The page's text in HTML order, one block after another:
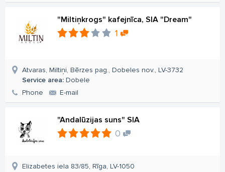
"Miltiņkrogs" kafejnīca, SIA "Dream"
1
Atvaras, Miltiņi, Bērzes pag., Dobeles nov., LV-3732
Service area: Dobele
Phone
E-mail
"Andalūzijas suns" SIA
0
Elizabetes iela 83/85, Rīga, LV-1050